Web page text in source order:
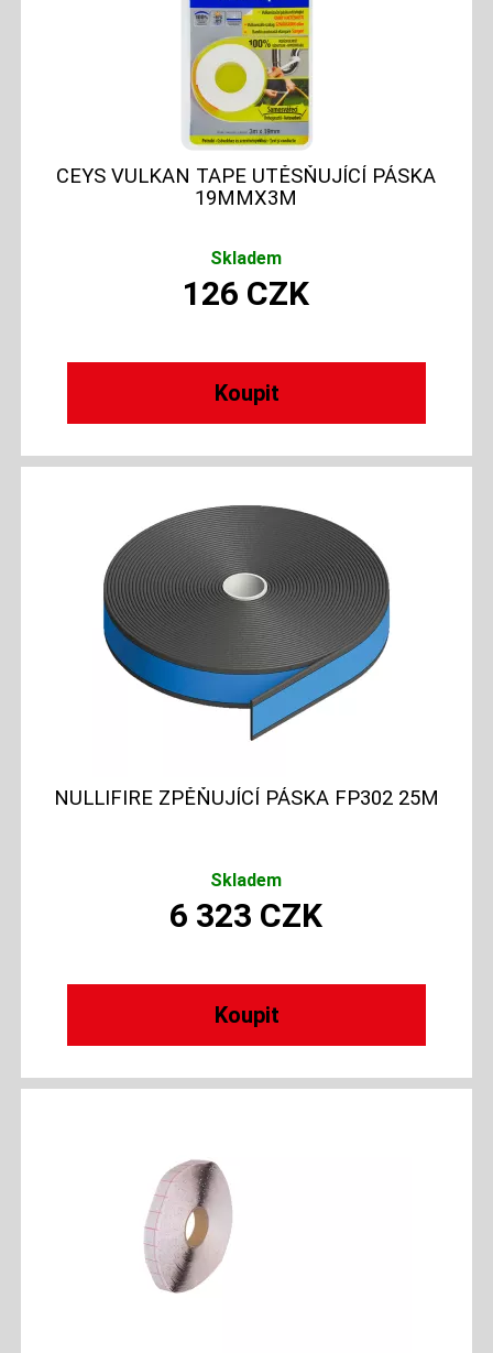
CEYS VULKAN TAPE UTĚSŇUJÍCÍ PÁSKA
19MMX3M
Skladem
126 CZK
NULLIFIRE ZPĚŇUJÍCÍ PÁSKA FP302 25M
Skladem
6 323 CZK